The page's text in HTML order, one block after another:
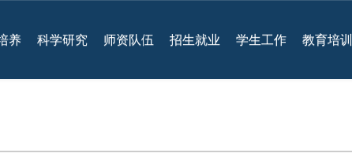
养 科学研究 师资队伍 招生就业 学生工作 教育培训